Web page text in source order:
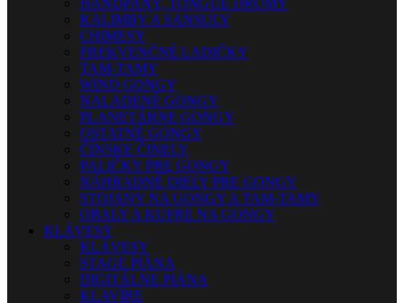
HANDPANY, TONGUE DRUMY
KALIMBY A SANSULY
CHIMESY
FREKVENČNÉ LADIČKY
TAM-TAMY
WIND GONGY
NALADENÉ GONGY
PLANETÁRNE GONGY
OSTATNÉ GONGY
ČÍNSKE ČINELY
PALIČKY PRE GONGY
NÁHRADNÉ DIELY PRE GONGY
STOJANY NA GONGY A TAM-TAMY
OBALY A KUFRE NA GONGY
KLÁVESY
KLÁVESY
STAGE PIÁNA
DIGITÁLNE PIÁNA
KLAVÍRE